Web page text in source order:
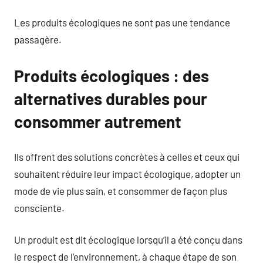
Les produits écologiques ne sont pas une tendance
passagère.
Produits écologiques : des
alternatives durables pour
consommer autrement
Ils offrent des solutions concrètes à celles et ceux qui
souhaitent réduire leur impact écologique, adopter un
mode de vie plus sain, et consommer de façon plus
consciente.
Un produit est dit écologique lorsqu’il a été conçu dans
le respect de l’environnement, à chaque étape de son